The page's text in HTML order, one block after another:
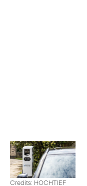
Credits: HOCHTIEF